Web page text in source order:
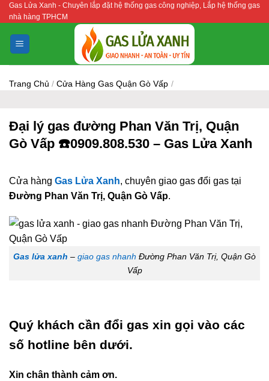
Bỏ
qua
nội
dung
Gas Lửa Xanh - Chuyên lắp đặt hệ thống gas công nghiệp, Lắp hệ thống gas
nhà hàng TPHCM
Trang Chủ / Cửa Hàng Gas Quận Gò Vấp /
Đại lý gas đường Phan Văn Trị, Quận
Gò Vấp ☎️0909.808.530 – Gas Lửa Xanh
Cửa hàng Gas Lửa Xanh, chuyên giao gas đổi gas tại
Đường Phan Văn Trị, Quận Gò Vấp.
Gas lửa xanh – giao gas nhanh Đường Phan Văn Trị, Quận Gò
Vấp
Quý khách cần đổi gas xin gọi vào các
số hotline bên dưới.
Xin chân thành cảm ơn.